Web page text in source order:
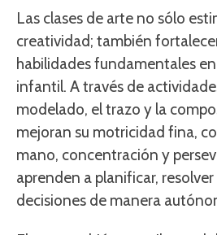
Las clases de arte no sólo
creatividad; también
habilidades fundamentales
infantil. A través de
modelado, el trazo y la
mejoran su motricidad fina,
mano, concentración y
aprenden a planificar,
decisiones de manera